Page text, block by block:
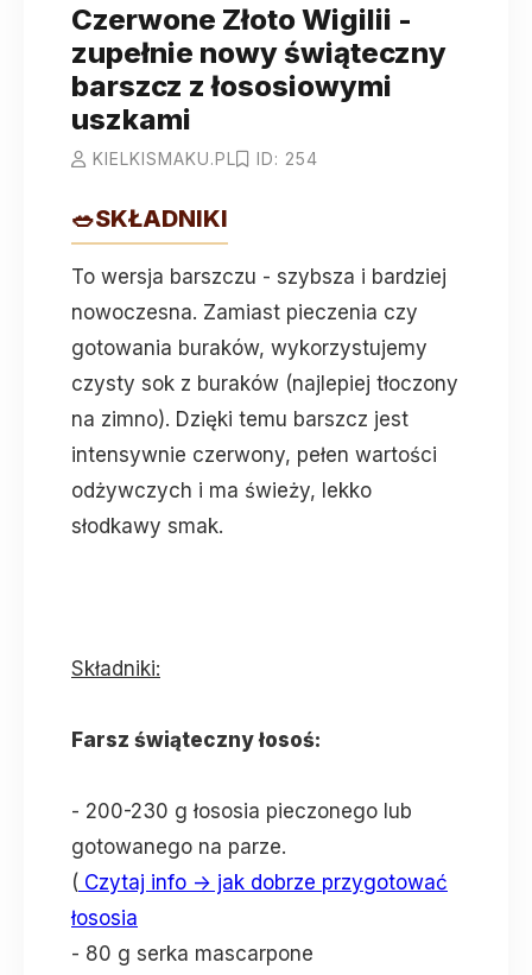
Czerwone Złoto Wigilii -
zupełnie nowy świąteczny
barszcz z łososiowymi
uszkami
KIELKISMAKU.PL ID: 254
🥗SKŁADNIKI
To wersja barszczu - szybsza i bardziej
nowoczesna. Zamiast pieczenia czy
gotowania buraków, wykorzystujemy
czysty sok z buraków (najlepiej tłoczony
na zimno). Dzięki temu barszcz jest
intensywnie czerwony, pełen wartości
odżywczych i ma świeży, lekko
słodkawy smak.
Składniki:
Farsz świąteczny łosoś:
- 200-230 g łososia pieczonego lub
gotowanego na parze.
( Czytaj info -> jak dobrze przygotować
łososia
- 80 g serka mascarpone